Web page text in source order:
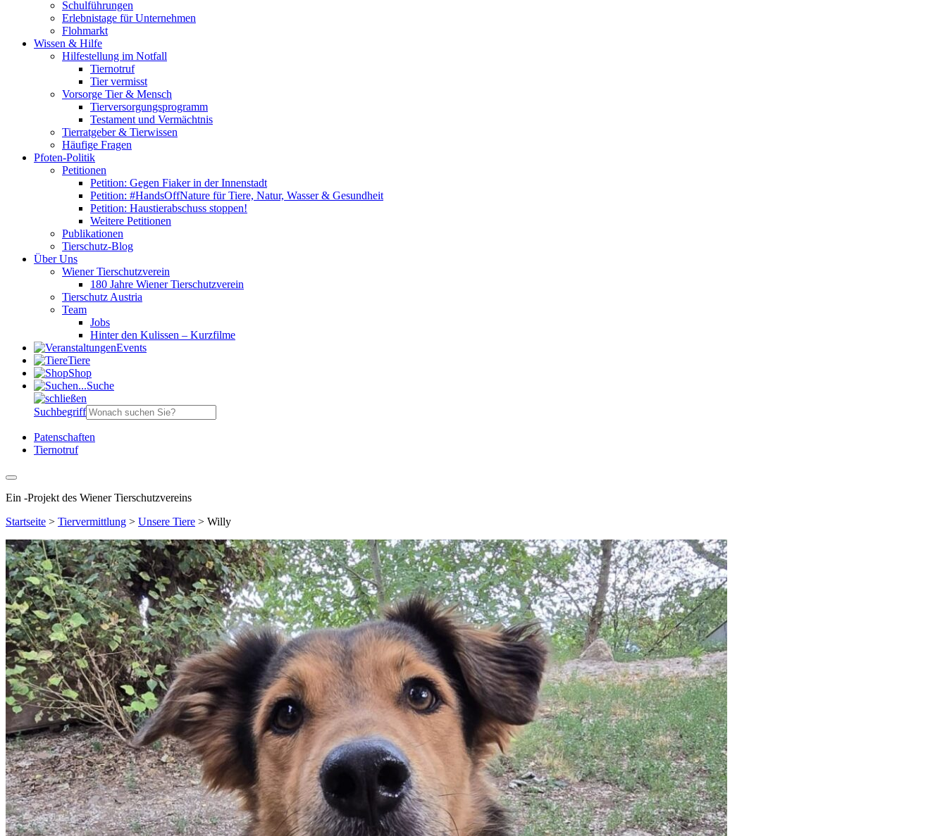
Schulführungen
Erlebnistage für Unternehmen
Flohmarkt
Wissen & Hilfe
Hilfestellung im Notfall
Tiernotruf
Tier vermisst
Vorsorge Tier & Mensch
Tierversorgungsprogramm
Testament und Vermächtnis
Tierratgeber & Tierwissen
Häufige Fragen
Pfoten-Politik
Petitionen
Petition: Gegen Fiaker in der Innenstadt
Petition: #HandsOffNature für Tiere, Natur, Wasser & Gesundheit
Petition: Haustierabschuss stoppen!
Weitere Petitionen
Publikationen
Tierschutz-Blog
Über Uns
Wiener Tierschutzverein
180 Jahre Wiener Tierschutzverein
Tierschutz Austria
Team
Jobs
Hinter den Kulissen – Kurzfilme
Events
Tiere
Shop
Suche
Suchbegriff
Patenschaften
Tiernotruf
Ein -Projekt des Wiener Tierschutzvereins
Startseite > Tiervermittlung > Unsere Tiere > Willy